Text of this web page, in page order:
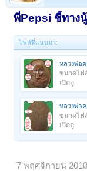
พี่Pepsi ชี้ทาง
ไฟล์ที่แนบมา:
หลวงพ่อ
ขนาดไฟ
เปิดดู:
หลวงพ่อ
ขนาดไฟ
เปิดดู:
7 พฤศจิกายน 2010